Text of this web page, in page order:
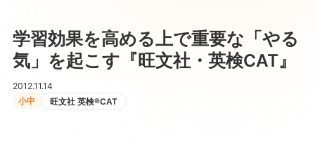
学習効果を高める上で重要な「やる
気」を起こす『旺文社・英検CAT』
2012.11.14
小中
旺文社 英検®CAT